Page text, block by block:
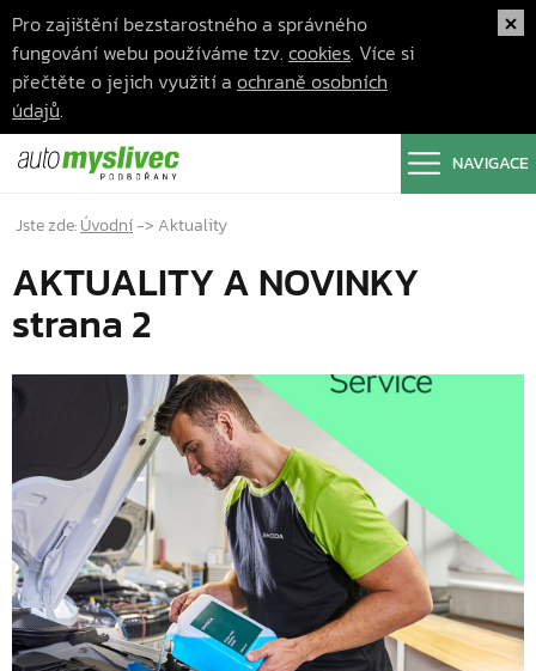
Pro zajištění bezstarostného a správného
fungování webu používáme tzv. cookies. Více si
přečtěte o jejich využití a ochraně osobních
údajů.
NAVIGACE
Jste zde:Úvodní-> Aktuality
AKTUALITY A NOVINKY
strana 2